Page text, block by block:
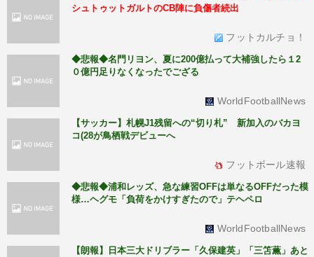
シュトゥットガルトのCB陣に負傷者続出
フットカルチョ！
◆悲報◆名門リヨン、夏に200億払って大補強したら１2
０億円足りなくなったでござる
WorldFootballNews
【サッカー】札幌J1残留への“切り札” 新加入のバカヨ
コ(28が鳥栖戦デビューへ
フットボール速報
◆悲報◆浦和レッズ、急な練習OFFは単なるOFFだった模
様…ヘグモ「負荷をかけすぎたので」テヘペロ
WorldFootballNews
【朗報】日本三大ドリブラー「久保建英」「三笘薫」あと